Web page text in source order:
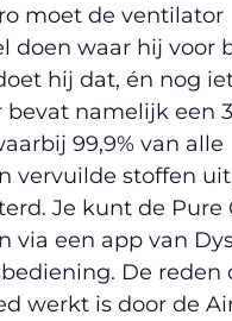
moet de ventilator
doen waar hij voor
hij dat, én nog
namelijk een
99,9% van alle
vervuilde stoffen
Je kunt de Pure
via een app van
De reden
werkt is door de